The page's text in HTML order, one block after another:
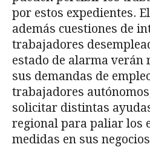
por estos expedientes.
además cuestiones de
trabajadores
estado de alarma verán
sus demandas de
trabajadores
solicitar distintas
regional para paliar los
medidas en sus